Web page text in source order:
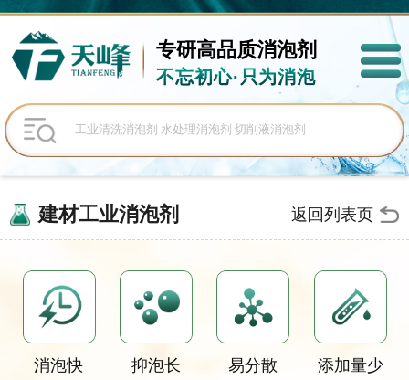
专研高品质消泡剂
不忘初心·只为消泡
建材工业消泡剂 返回列表页
消泡快 抑泡长 易分散 添加量少